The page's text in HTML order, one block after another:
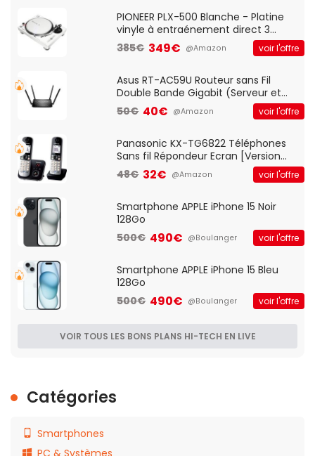
QWERTY UK - Noir
PIONEER PLX-500 Blanche - Platine
vinyle à entraénement direct 3
vitesses (33-45-78 trs/min) avec
pre-ampli intégré et port USB
385€ 349€ @Amazon voir l'offre
Asus RT-AC59U Routeur sans Fil
Double Bande Gigabit (Serveur et
Client VPN, Triple Vlan, Mode Point
d'accès et Bridge, contrôle Parental,
50€ 40€ @Amazon voir l'offre
Panasonic KX-TG6822 Téléphones
Sans fil Répondeur Ecran [Version
Française]
48€ 32€ @Amazon voir l'offre
Smartphone APPLE iPhone 15 Noir
128Go
500€ 490€ @Boulanger voir l'offre
Smartphone APPLE iPhone 15 Bleu
128Go
500€ 490€ @Boulanger voir l'offre
VOIR TOUS LES BONS PLANS HI-TECH EN LIVE
Catégories
Smartphones